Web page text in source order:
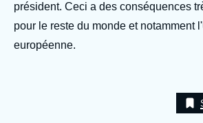
Analyses
À propos de l'Ifri Recherches
président. Ceci a des conséquences
pour le reste du monde et notamment
européenne.